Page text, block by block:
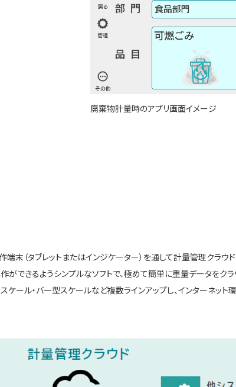
廃棄物計量時のアプリ画面イメージ
末（タブレットまたはインジケーター）を通して計量管理クラウ
できるようシンプルなソフトで、極めて簡単に重量データをクラ
ケール・バー型スケールなど複数ラインアップし、インターネッ